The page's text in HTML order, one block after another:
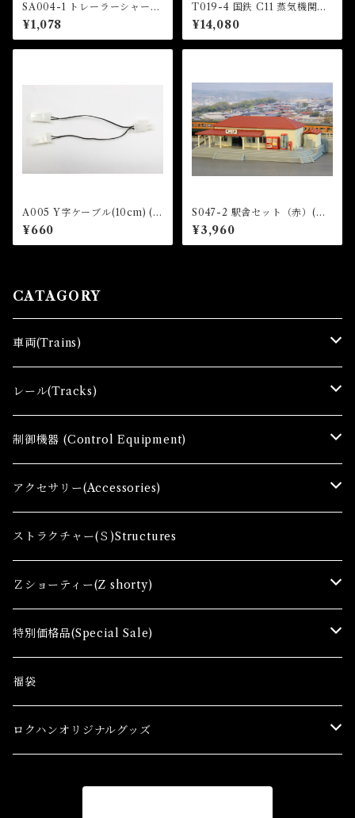
SA004-1 トレーラーシャーシ
新幹線タイプ (Z SHORTY Tr
ailer Chassis (Shinkansen T
ype))
¥1,078
T019-4 国鉄 C11 蒸気機関車
200号機タイプ (JNR C11 Ste
am Locomotive Number 2
00 Type)
¥14,080
A005 Y字ケーブル(10cm) (Y
Cable for turnout (10 cm) x
1 pc)
¥660
S047-2 駅舎セット（赤）(TR
AIN STATION SET (RED))
¥3,960
CATAGORY
車両(Trains)
Ｚゲージ車両(Ｔ) Zgauge Trains
Ｚゲージスターターセット(G) Z Starter sets
Zゲージファーストセット(E) Z First Sets
レール(Tracks)
レール(R)Tracks
レールセット(R) Track Sets
レール関連商品(Track related goods)
制御機器 (Control Equipment)
制御機器（Ｃ＆ＲＣ）Control Equipment
制御機器（Ａ）Control Accessory
アクセサリー(Accessories)
アクセサリー(A) Accessories
コンテナ(Ａ) Container Cargo
ストラクチャー(Ｓ)Structures
Ｚショーティー(Z shorty)
車両（ST）Z Shorty Trains
アクセサリー&ストラクチャー(SA&SS) ACC&STL
スターターセット(SG) Starter Sets
特別価格品(Special Sale)
Ｚゲージ車両(特別価格) Trains
在宅支援キャンペーン
福袋
ロクハンオリジナルグッズ